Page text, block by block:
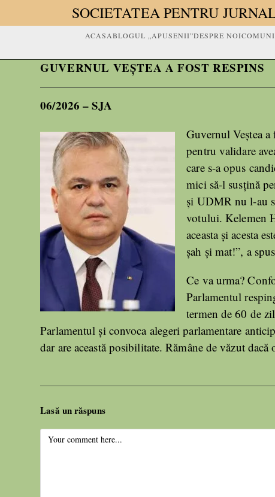
SOCIETATEA PENTRU
ACASABLOGUL „APUSENII”DESPRE NOI
GUVERNUL VEȘTEA A FOST RESPINS
06/2026 – SJA
Guvernul Veștea
pentru validare
care s-a opus
mici să-l susțină
și UDMR nu l-au
votului. Kelemen
aceasta și acesta
şah şi mat!”, a
Ce va urma?
Parlamentul
termen de 60 de
Parlamentul și convoca alegeri parlamentare
dar are această posibilitate. Rămâne de văzut
Lasă un răspuns